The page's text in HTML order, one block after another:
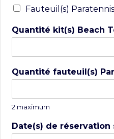
Fauteuil(s)
Quantité kit(s) Beach
Quantité fauteuil(s)
2 maximum
Date(s) de